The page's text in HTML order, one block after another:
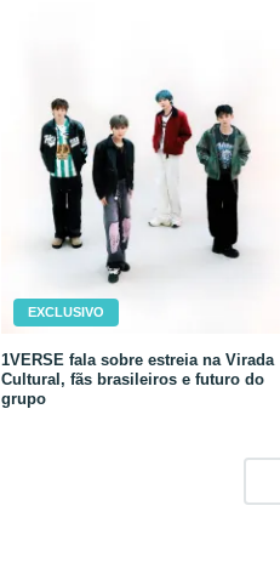
EXCLUSIVO
1VERSE fala sobre estreia na Virada
Cultural, fãs brasileiros e futuro do
grupo